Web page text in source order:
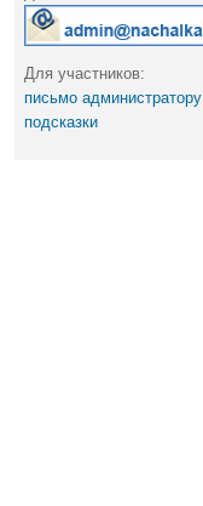
Для участников:
письмо администратору
подсказки